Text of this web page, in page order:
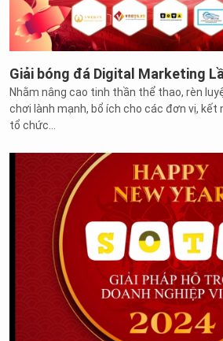
Giải bóng đá Digital Marketing
Nhằm nâng cao tinh thần thể thao, rèn
chơi lành mạnh, bổ ích cho các đơn vị, kết
tổ chức...